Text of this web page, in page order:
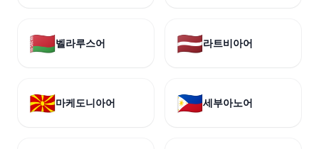
🇧🇾벨라루스어 🇱🇻라트비아어
🇲🇰마케도니아어 🇵🇭세부아노어